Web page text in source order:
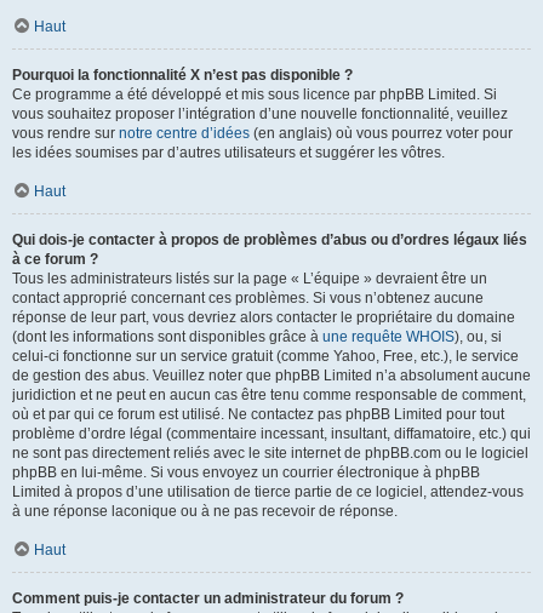
Haut
Pourquoi la fonctionnalité X n’est pas disponible ?
Ce programme a été développé et mis sous licence par phpBB Limited. Si
vous souhaitez proposer l’intégration d’une nouvelle fonctionnalité, veuillez
vous rendre sur notre centre d’idées (en anglais) où vous pourrez voter pour
les idées soumises par d’autres utilisateurs et suggérer les vôtres.
Haut
Qui dois-je contacter à propos de problèmes d’abus ou d’ordres légaux liés
à ce forum ?
Tous les administrateurs listés sur la page « L’équipe » devraient être un
contact approprié concernant ces problèmes. Si vous n’obtenez aucune
réponse de leur part, vous devriez alors contacter le propriétaire du domaine
(dont les informations sont disponibles grâce à une requête WHOIS), ou, si
celui-ci fonctionne sur un service gratuit (comme Yahoo, Free, etc.), le service
de gestion des abus. Veuillez noter que phpBB Limited n’a absolument aucune
juridiction et ne peut en aucun cas être tenu comme responsable de comment,
où et par qui ce forum est utilisé. Ne contactez pas phpBB Limited pour tout
problème d’ordre légal (commentaire incessant, insultant, diffamatoire, etc.) qui
ne sont pas directement reliés avec le site internet de phpBB.com ou le logiciel
phpBB en lui-même. Si vous envoyez un courrier électronique à phpBB
Limited à propos d’une utilisation de tierce partie de ce logiciel, attendez-vous
à une réponse laconique ou à ne pas recevoir de réponse.
Haut
Comment puis-je contacter un administrateur du forum ?